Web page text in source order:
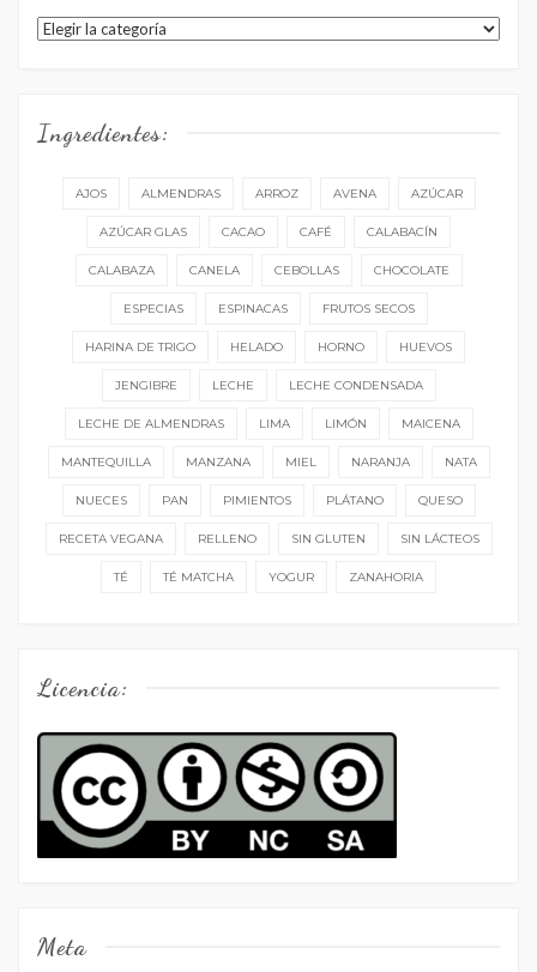
A
Ingredientes:
AJOS ALMENDRAS ARROZ AVENA AZÚCAR
AZÚCAR GLAS CACAO CAFÉ CALABACÍN
CALABAZA CANELA CEBOLLAS CHOCOLATE
ESPECIAS ESPINACAS FRUTOS SECOS
HARINA DE TRIGO HELADO HORNO HUEVOS
JENGIBRE LECHE LECHE CONDENSADA
LECHE DE ALMENDRAS LIMA LIMÓN MAICENA
MANTEQUILLA MANZANA MIEL NARANJA NATA
NUECES PAN PIMIENTOS PLÁTANO QUESO
RECETA VEGANA RELLENO SIN GLUTEN SIN LÁCTEOS
TÉ TÉ MATCHA YOGUR ZANAHORIA
Licencia:
Meta